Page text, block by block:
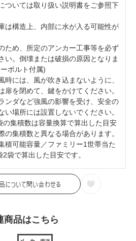
ついては取り扱い説明書をご参照下
は構造上、内部に水が入る可能性が
ため、所定のアンカー工事等を必ず
い。倒壊または破損の原因となりま
ボルト付属)
時には、風が吹き込まないように、
扉を閉めて、鍵をかけてください。
ンダなど強風の影響を受け、安全の
い場所には設置しないでください。
の集積数は容量換算で算出した目安
の集積数と異なる場合があります。
積可能容量／ファミリー1世帯当た
2袋で算出した目安です。
商品はこちら